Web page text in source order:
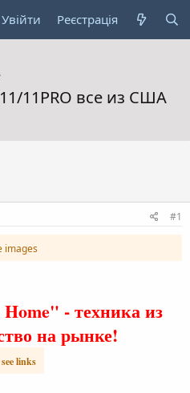
Увійти Реєстрація
11PRO все из США
#1
images
- техника из
на рынке!
links